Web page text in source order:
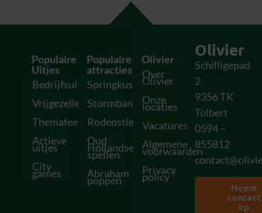
Populaire
Uitjes
Bedrijfsuitjes
Vrijgezellenfeesten
Themafeesten
Actieve
uitjes
City
games
Populaire
attracties
Springkussens
Stormbanen
Rodeostieren
Oud
Hollandse
spellen
Abraham
poppen
Olivier
Over
Olivier
Onze
locaties
Vacatures
Algemene
voorwaarden
Privacy
policy
Olivier
Schilligepad
2
9356 TK
Tolbert
0594 –
855812
Neem
contact
op